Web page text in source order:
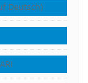
Deutsch)